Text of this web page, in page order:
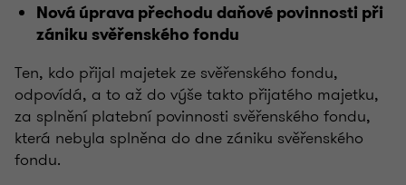
Nová úprava přechodu daňové povinnosti při
zániku svěřenského fondu
Ten, kdo přijal majetek ze svěřenského fondu,
odpovídá, a to až do výše takto přijatého majetku,
za splnění platební povinnosti svěřenského fondu,
která nebyla splněna do dne zániku svěřenského
fondu.